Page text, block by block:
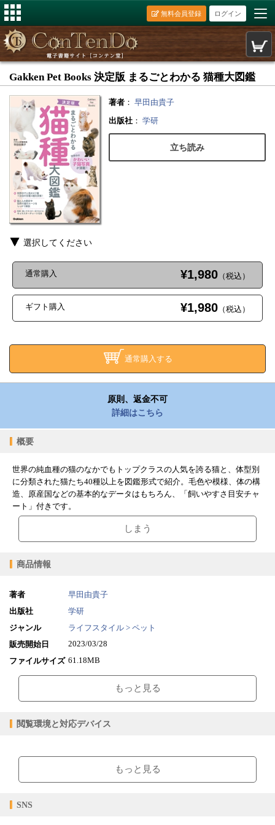
ログイン
無料会員登録
Gakken Pet Books 決定版 まるごとわかる 猫種大図鑑
著者 ： 早田由貴子
出版社 ： 学研
立ち読み
選択してください
通常購入 ¥1,980 （税込）
ギフト購入 ¥1,980 （税込）
通常購入する
原則、返金不可
詳細はこちら
概要
世界の純血種の猫のなかでもトップクラスの人気を誇る猫と、体型別
に分類された猫たち40種以上を図鑑形式で紹介。毛色や模様、体の構
造、原産国などの基本的なデータはもちろん、「飼いやすさ目安チャ
ート」付きです。
しまう
商品情報
著者
早田由貴子
出版社
学研
ジャンル
ライフスタイル > ペット
販売開始日
2023/03/28
ファイルサイズ 61.18MB
ファイル形式
epub
購入
レンタル
閲覧可能期間
もっと見る
閲覧環境と対応デバイス
ブラウザビューア・PC版ConTenDoビューア・モバイルビューア
【対応デバイス】
もっと見る
SNS